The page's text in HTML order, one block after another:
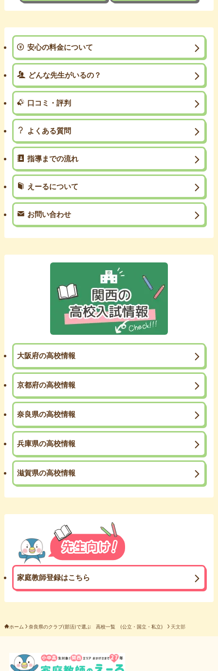
安心の料金について
どんな先生がいるの？
口コミ・評判
よくある質問
指導までの流れ
えーるについて
お問い合わせ
大阪府の高校情報
京都府の高校情報
奈良県の高校情報
兵庫県の高校情報
滋賀県の高校情報
家庭教師登録はこちら
ホーム 奈良県のクラブ(部活)で選ぶ 高校一覧 (公立・国立・私立) 天文部